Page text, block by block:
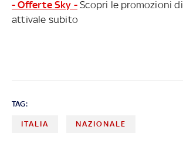
- Offerte Sky - Scopri le promozioni
attivale subito
TAG:
ITALIA NAZIONALE